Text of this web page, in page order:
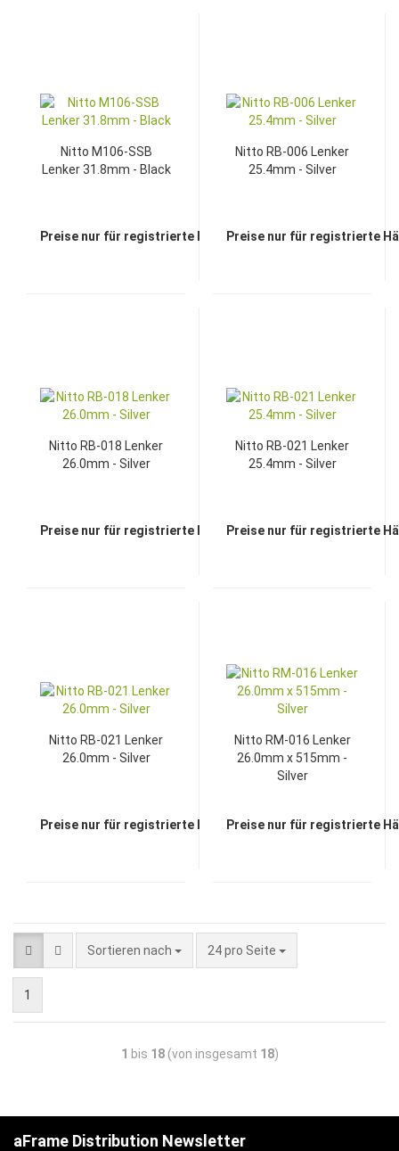
Nitto M106-SSB
Lenker 31.8mm - Black
Preise nur für registrierte Händler sichtbar
Nitto RB-006 Lenker
25.4mm - Silver
Preise nur für registrierte
Nitto RB-018 Lenker
26.0mm - Silver
Preise nur für registrierte Händler sichtbar
Nitto RB-021 Lenker
25.4mm - Silver
Preise nur für registrierte
Nitto RB-021 Lenker
26.0mm - Silver
Preise nur für registrierte Händler sichtbar
Nitto RM-016 Lenker
26.0mm x 515mm -
Silver
Preise nur für registrierte
Sortieren nach 24 pro Seite
1
1 bis 18(von insgesamt 18)
aFrame Distribution Newsletter